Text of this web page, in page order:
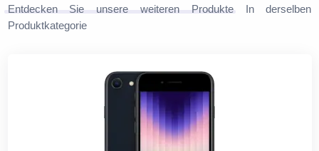
Entdecken Sie unsere weiteren ProdukteIn derselben
Produktkategorie